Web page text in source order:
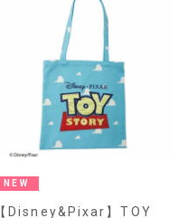
NEW
【Disney&Pixar】TOY